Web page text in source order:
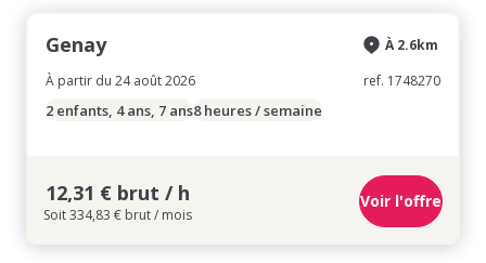
Genay
À partir du 24 août 2026
À 2.6km
ref. 1748270
2 enfants, 4 ans, 7 ans8 heures / semaine
12,31 € brut / h
Soit 334,83 € brut / mois
Voir l'offre